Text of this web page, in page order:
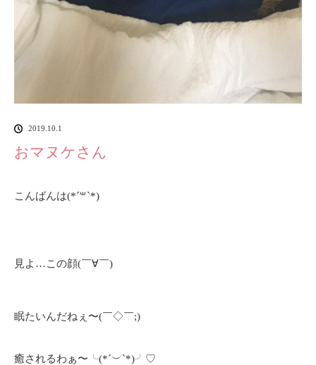
2019.10.1
おマヌケさん
こんばんは(*´꒳`*)
見よ…この顔(￣∀￣)
眠たいんだねぇ〜(￣◇￣;)
癒されるわぁ〜╰(*´︶`*)╯♡